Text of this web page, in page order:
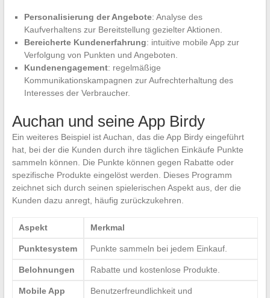
Personalisierung der Angebote: Analyse des
Kaufverhaltens zur Bereitstellung gezielter Aktionen.
Bereicherte Kundenerfahrung: intuitive mobile App zur
Verfolgung von Punkten und Angeboten.
Kundenengagement: regelmäßige
Kommunikationskampagnen zur Aufrechterhaltung des
Interesses der Verbraucher.
Auchan und seine App Birdy
Ein weiteres Beispiel ist Auchan, das die App Birdy eingeführt
hat, bei der die Kunden durch ihre täglichen Einkäufe Punkte
sammeln können. Die Punkte können gegen Rabatte oder
spezifische Produkte eingelöst werden. Dieses Programm
zeichnet sich durch seinen spielerischen Aspekt aus, der die
Kunden dazu anregt, häufig zurückzukehren.
Aspekt Merkmal
Punktesystem Punkte sammeln bei jedem Einkauf.
Belohnungen Rabatte und kostenlose Produkte.
Mobile App
Benutzerfreundlichkeit und